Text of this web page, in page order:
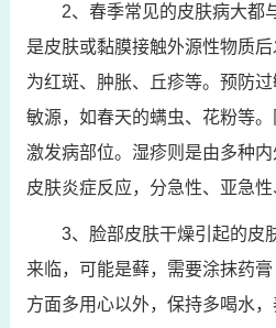
2、春季常见的皮肤病大都
是皮肤或黏膜接触外源性物质
为红斑、肿胀、丘疹等。预防
敏源，如春天的螨虫、花粉等
激发病部位。湿疹则是由多种
皮肤炎症反应，分急性、亚急性
3、脸部皮肤干燥引起的皮
来临，可能是藓，需要涂抹药
方面多用心以外，保持多喝水